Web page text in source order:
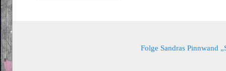
Folge Sandras Pinnwand